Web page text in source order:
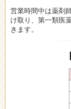
営業時間中は薬剤
け取り、第一類医
きます。